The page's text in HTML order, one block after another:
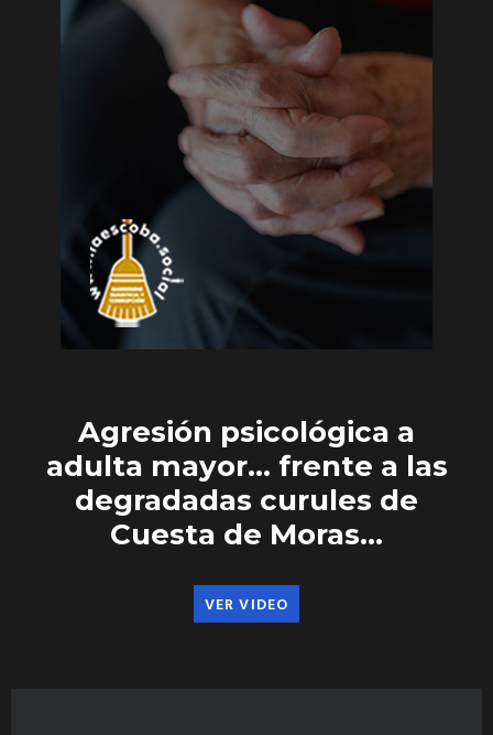
Agresión psicológica a
adulta mayor… frente a las
degradadas curules de
Cuesta de Moras…
VER VIDEO